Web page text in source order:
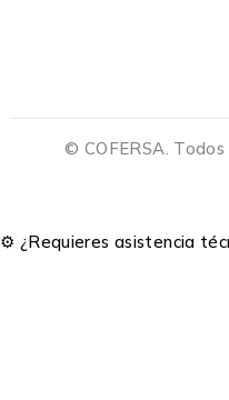
© COFERSA.
⚙️ ¿Requieres asistencia